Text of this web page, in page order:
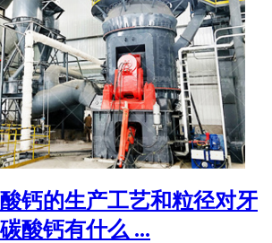
钙的生产工艺和粒径对牙
酸钙有什么 ...